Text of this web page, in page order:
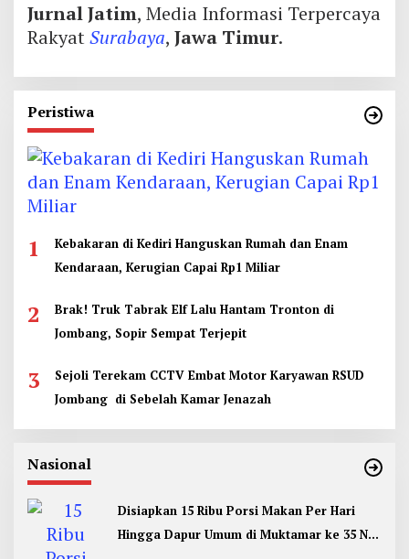
Jurnal Jatim, Media Informasi Terpercaya
RakyatSurabaya, Jawa Timur.
Peristiwa
1
Kebakaran di Kediri Hanguskan Rumah dan Enam
Kendaraan, Kerugian Capai Rp1 Miliar
2
Brak! Truk Tabrak Elf Lalu Hantam Tronton di
Jombang, Sopir Sempat Terjepit
3
Sejoli Terekam CCTV Embat Motor Karyawan RSUD
Jombang di Sebelah Kamar Jenazah
Nasional
Disiapkan 15 Ribu Porsi Makan Per Hari
Hingga Dapur Umum di Muktamar ke 35 NU